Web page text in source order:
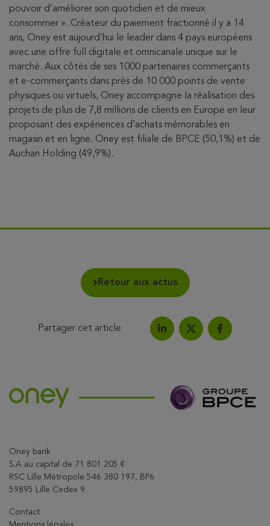
pouvoir d’améliorer son quotidien et de mieux
consommer ». Créateur du paiement fractionné il y a 14
ans, Oney est aujourd’hui le leader dans 4 pays européens
avec une offre full digitale et omnicanale unique sur le
marché. Aux côtés de ses 1000 partenaires commerçants
et e-commerçants dans près de 10 000 points de vente
physiques ou virtuels, Oney accompagne la réalisation des
projets de plus de 7,8 millions de clients en Europe en leur
proposant des expériences d’achats mémorables en
magasin et en ligne. Oney est filiale de BPCE (50,1%) et de
Auchan Holding (49,9%).
Retour aux actus
Partager cet article
Partagez l'article sur
Partagez l'article
Partagez
Oney bank
S.A au capital de 71 801 205 €
RSC Lille Métropole 546 380 197, BP6
59895 Lille Cedex 9
Contact